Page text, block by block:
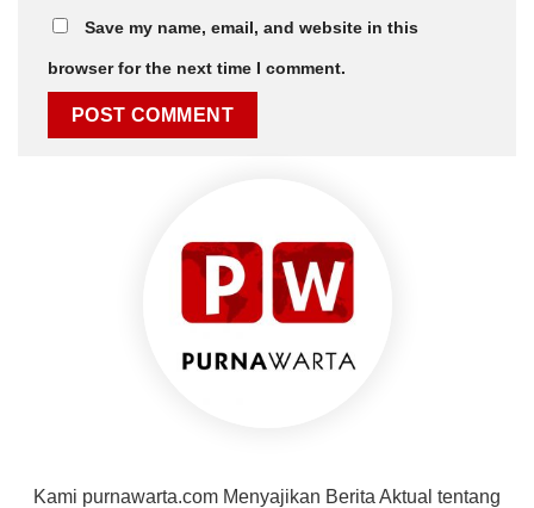
Save my name, email, and website in this
browser for the next time I comment.
Kami purnawarta.com Menyajikan Berita Aktual tentang